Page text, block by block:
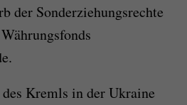
der Sonderziehungsrechte
Kremls in der Ukraine